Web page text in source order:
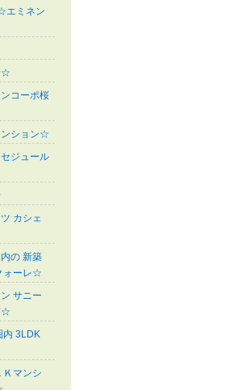
エミネン
☆
コーポ桜
ション☆
ジュール
カシェ
の 新築
ォーレ☆
サニー
☆
内 3LDK
マンシ